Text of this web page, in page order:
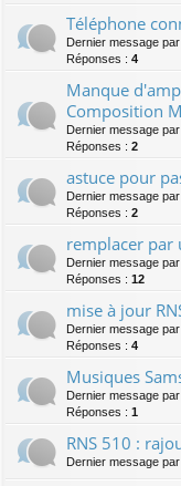
Téléphone
Dernier message par
Réponses : 4
Manque
Composition
Dernier message par
Réponses : 2
astuce pour
Dernier message par
Réponses : 2
remplacer par
Dernier message par
Réponses : 12
mise à jour
Dernier message par
Réponses : 4
Musiques
Dernier message par
Réponses : 1
RNS 510 :
Dernier message par